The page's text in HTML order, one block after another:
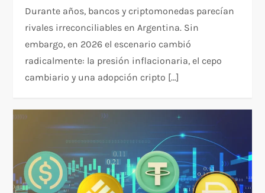
Durante años, bancos y criptomonedas parecían
rivales irreconciliables en Argentina. Sin
embargo, en 2026 el escenario cambió
radicalmente: la presión inflacionaria, el cepo
cambiario y una adopción cripto […]